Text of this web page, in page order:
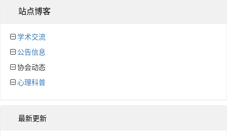
站点博客
学术交流
公告信息
协会动态
心理科普
最新更新